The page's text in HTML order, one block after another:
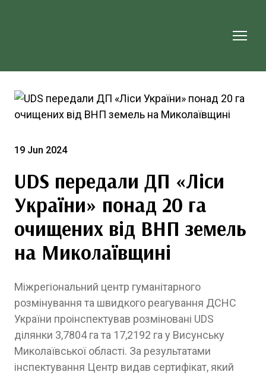
19 Jun 2024
UDS передали ДП «Ліси
України» понад 20 га
очищених від ВНП земель
на Миколаївщині
Міжрегіональний центр гуманітарного
розмінування та швидкого реагування ДСНС
України проінспектував розміновані UDS
ділянки 3,7804 га та 17,2192 га у Висунську
Миколаївської області. За результатами
інспектування Центр видав сертифікат, який